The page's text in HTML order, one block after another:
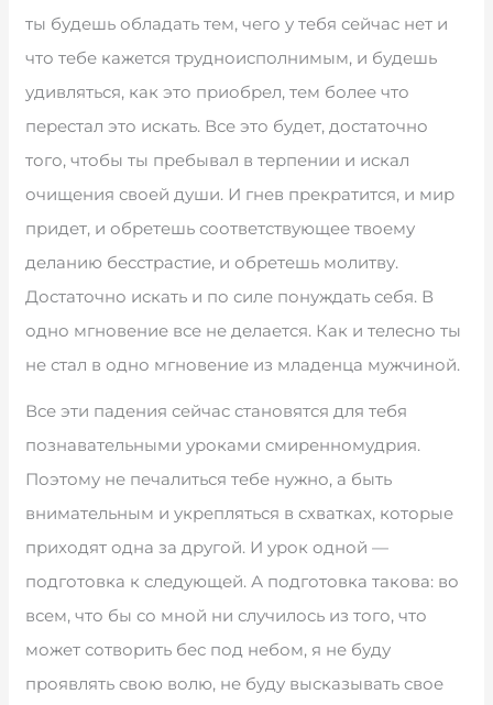
ты будешь обладать тем, чего у тебя сейчас нет и
что тебе кажется трудноисполнимым, и будешь
удивляться, как это приобрел, тем более что
перестал это искать. Все это будет, достаточно
того, чтобы ты пребывал в терпении и искал
очищения своей души. И гнев прекратится, и мир
придет, и обретешь соответствующее твоему
деланию бесстрастие, и обретешь молитву.
Достаточно искать и по силе понуждать себя. В
одно мгновение все не делается. Как и телесно ты
не стал в одно мгновение из младенца мужчиной.
Все эти падения сейчас становятся для тебя
познавательными уроками смиренномудрия.
Поэтому не печалиться тебе нужно, а быть
внимательным и укрепляться в схватках, которые
приходят одна за другой. И урок одной —
подготовка к следующей. А подготовка такова: во
всем, что бы со мной ни случилось из того, что
может сотворить бес под небом, я не буду
проявлять свою волю, не буду высказывать свое